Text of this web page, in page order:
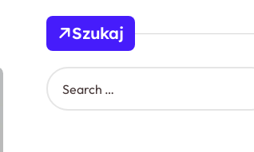
Szukaj
S
e